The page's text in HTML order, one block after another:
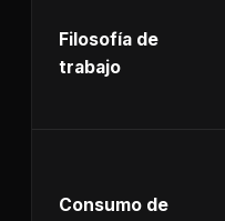
Filosofía de
trabajo
Consumo de